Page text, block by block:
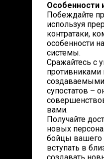
Особенности
Побеждайте
используя
контратаки,
особенности
системы.
Сражайтесь с
противниками
супостатов –
вами.
Получайте
новых
бойцы вашего
вступать в